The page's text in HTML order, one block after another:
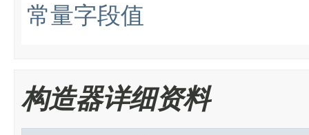
常量字段值
构造器详细资料